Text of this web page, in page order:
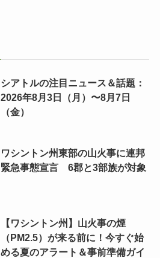
シアトルの注目ニュース＆話題：
2026年8月3日（月）〜8月7日
（金）
ワシントン州東部の山火事に連邦
緊急事態宣言 6郡と3部族が対象
【ワシントン州】山火事の煙
（PM2.5）が来る前に！今すぐ始
める夏のアラート＆事前準備ガイ